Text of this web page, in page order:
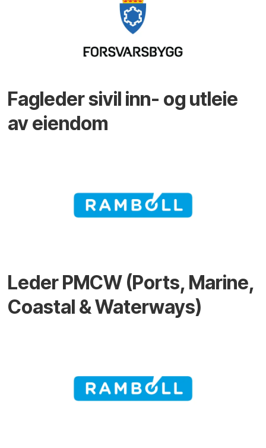
Fagleder sivil inn- og utleie
av eiendom
Leder PMCW (Ports, Marine,
Coastal & Waterways)